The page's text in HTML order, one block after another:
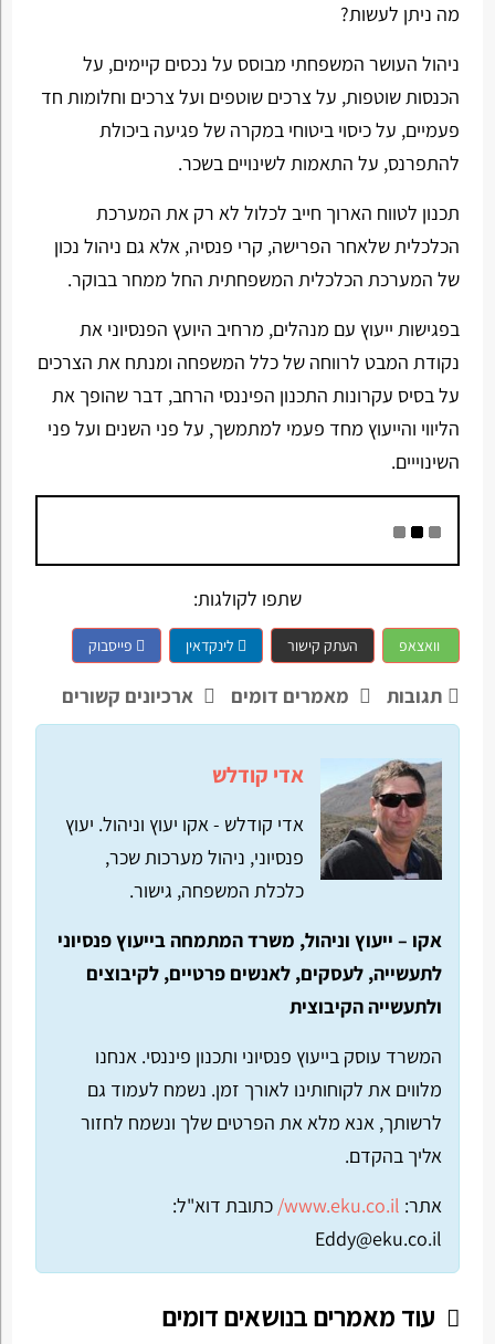
מה ניתן לעשות?
ניהול העושר המשפחתי מבוסס על נכסים קיימים, על
הכנסות שוטפות, על צרכים שוטפים ועל צרכים וחלומות חד
פעמיים, על כיסוי ביטוחי במקרה של פגיעה ביכולת
להתפרנס, על התאמות לשינויים בשכר.
תכנון לטווח הארוך חייב לכלול לא רק את המערכת
הכלכלית שלאחר הפרישה, קרי פנסיה, אלא גם ניהול נכון
של המערכת הכלכלית המשפחתית החל ממחר בבוקר.
בפגישות ייעוץ עם מנהלים, מרחיב היועץ הפנסיוני את
נקודת המבט לרווחה של כלל המשפחה ומנתח את הצרכים
על בסיס עקרונות התכנון הפיננסי הרחב, דבר שהופך את
הליווי והייעוץ מחד פעמי למתמשך, על פני השנים ועל פני
השינוייים.
שתפו לקולגות:
וואצאפ העתק קישור לינקדאין פייסבוק
תגובות מאמרים דומים ארכיונים קשורים
אדי קודלש
אדי קודלש - אקו יעוץ וניהול. יעוץ
פנסיוני, ניהול מערכות שכר,
כלכלת המשפחה, גישור.
אקו – ייעוץ וניהול, משרד המתמחה בייעוץ פנסיוני
לתעשייה, לעסקים, לאנשים פרטיים, לקיבוצים
ולתעשייה הקיבוצית
המשרד עוסק בייעוץ פנסיוני ותכנון פיננסי. אנחנו
מלווים את לקוחותינו לאורך זמן. נשמח לעמוד גם
לרשותך, אנא מלא את הפרטים שלך ונשמח לחזור
אליך בהקדם.
אתר: www.eku.co.il/ כתובת דוא"ל:
Eddy@eku.co.il
עוד מאמרים בנושאים דומים